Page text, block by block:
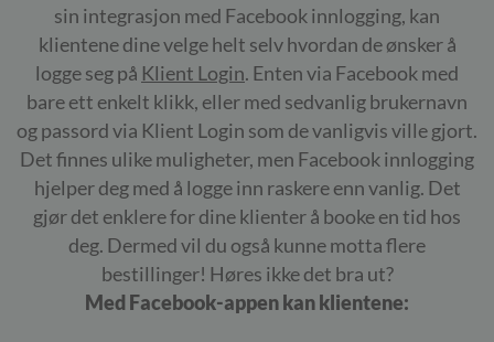
sin integrasjon med Facebook innlogging, kan
klientene dine velge helt selv hvordan de ønsker å
logge seg på Klient Login. Enten via Facebook med
bare ett enkelt klikk, eller med sedvanlig brukernavn
og passord via Klient Login som de vanligvis ville gjort.
Det finnes ulike muligheter, men Facebook innlogging
hjelper deg med å logge inn raskere enn vanlig. Det
gjør det enklere for dine klienter å booke en tid hos
deg. Dermed vil du også kunne motta flere
bestillinger! Høres ikke det bra ut?
Med Facebook-appen kan klientene: